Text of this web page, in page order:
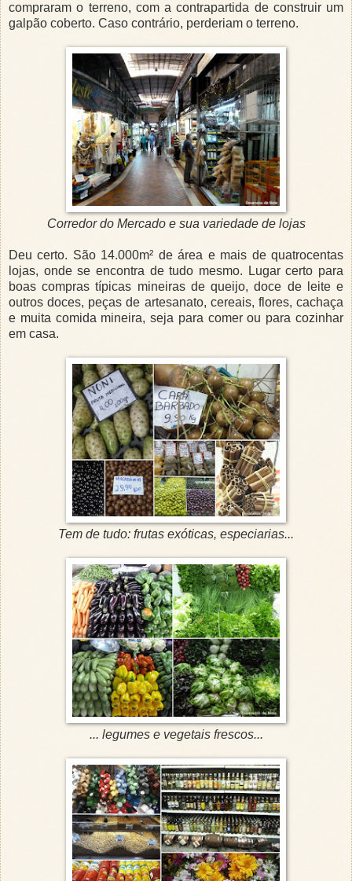
compraram o terreno, com a contrapartida de construir um
galpão coberto. Caso contrário, perderiam o terreno.
Corredor do Mercado e sua variedade de lojas
Deu certo. São 14.000m² de área e mais de quatrocentas
lojas, onde se encontra de tudo mesmo. Lugar certo para
boas compras típicas mineiras de queijo, doce de leite e
outros doces, peças de artesanato, cereais, flores, cachaça
e muita comida mineira, seja para comer ou para cozinhar
em casa.
Tem de tudo: frutas exóticas, especiarias...
... legumes e vegetais frescos...